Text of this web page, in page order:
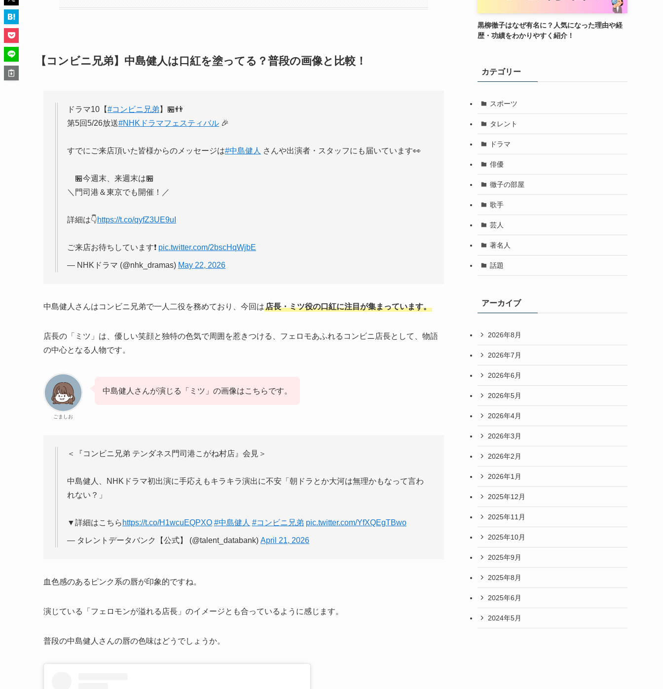
【コンビニ兄弟】中島健人は口紅を塗ってる？普段の画像と比較！
ドラマ10【#コンビニ兄弟 】🏪👬
第5回5/26放送#NHKドラマフェスティバル 🎉
すでにご来店頂いた皆様からのメッセージは#中島健人 さんや出演者・スタッフにも届いています👀
🏪今週末、来週末は🏪
＼門司港＆東京でも開催！／
詳細は👇https://t.co/qyfZ3UE9uI
ご来店お待ちしています❗ pic.twitter.com/2bscHqWjbE
— NHKドラマ (@nhk_dramas) May 22, 2026
中島健人さんはコンビニ兄弟で一人二役を務めており、今回は店長・ミツ役の口紅に注目が集まっています。
店長の「ミツ」は、優しい笑顔と独特の色気で周囲を惹きつける、フェロモあふれるコンビニ店長として、物語
の中心となる人物です。
ごましお
中島健人さんが演じる「ミツ」の画像はこちらです。
＜『コンビニ兄弟 テンダネス門司港こがね村店』会見＞
中島健人、NHKドラマ初出演に手応えもキラキラ演出に不安「朝ドラとか大河は無理かもなって言わ
れない？」
▼詳細はこちら https://t.co/H1wcuEQPXO #中島健人 #コンビニ兄弟 pic.twitter.com/YfXQEgTBwo
— タレントデータバンク【公式】 (@talent_databank) April 21, 2026
血色感のあるピンク系の唇が印象的ですね。
演じている「フェロモンが溢れる店長」のイメージとも合っているように感じます。
普段の中島健人さんの唇の色味はどうでしょうか。
黒柳徹子はなぜ有名に？人気になった理由や経
歴・功績をわかりやすく紹介！
カテゴリー
スポーツ
タレント
ドラマ
俳優
徹子の部屋
歌手
芸人
著名人
話題
アーカイブ
2026年8月
2026年7月
2026年6月
2026年5月
2026年4月
2026年3月
2026年2月
2026年1月
2025年12月
2025年11月
2025年10月
2025年9月
2025年8月
2025年6月
2024年5月